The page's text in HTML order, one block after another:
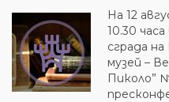
На 12
10.30
сграда
музей –
Пиколо”